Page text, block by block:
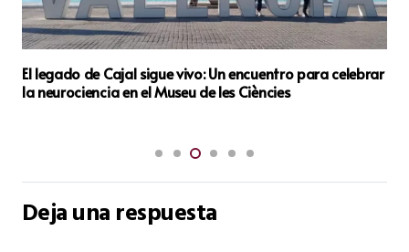
El legado de Cajal sigue vivo: Un encuentro para celebrar
la neurociencia en el Museu de les Ciències
Deja una respuesta